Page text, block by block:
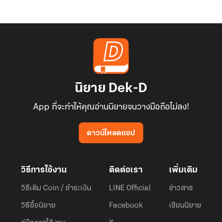
นิยาย Dek-D
App ที่จะทำให้คุณอ่านนิยายจนวางมือถือไม่ลง!
ดาวน์โหลดแอป
วิธีการใช้งาน
วิธีเติม Coin / ชำระเงิน
วิธีซื้อนิยาย
ติดต่อเรา
LINE Official
Facebook
เพิ่มเติม
ข่าวสาร
เขียนนิยาย